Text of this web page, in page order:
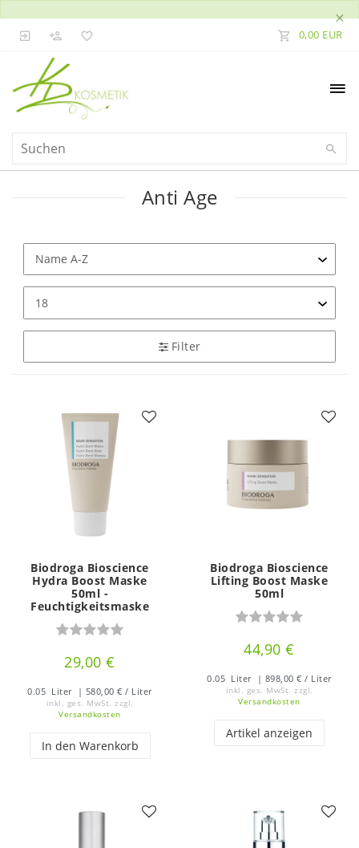
×
0,00 EUR
Anti Age
Filter
Biodroga Bioscience
Hydra Boost Maske
50ml -
Feuchtigkeitsmaske
29,00 €
0.05 Liter | 580,00 € / Liter
inkl. ges. MwSt. zzgl.
Versandkosten
In den Warenkorb
Biodroga Bioscience
Lifting Boost Maske
50ml
44,90 €
0.05 Liter | 898,00 € / Liter
inkl. ges. MwSt. zzgl.
Versandkosten
Artikel anzeigen